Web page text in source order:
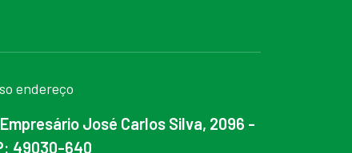
endereço
José Carlos Silva, 2096 -
49030-640